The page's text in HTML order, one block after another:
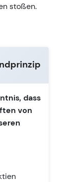
stoßen.
dass
von